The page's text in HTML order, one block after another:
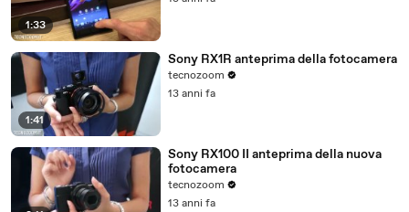
1:33
1:41
Sony RX1R anteprima della fotocamera
tecnozoom
13 anni fa
Sony RX100 II anteprima della nuova
fotocamera
tecnozoom
13 anni fa